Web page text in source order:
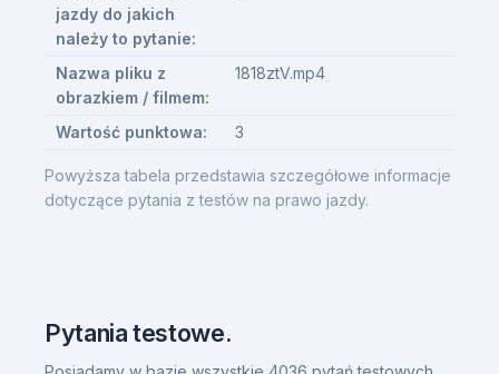
Powyższa tabela przedstawia szczegółowe informacje
dotyczące pytania z testów na prawo jazdy.
jazdy do jakich
należy to pytanie:
Nazwa pliku z
obrazkiem / filmem:
1818ztV.mp4
Wartość punktowa: 3
Pytania testowe.